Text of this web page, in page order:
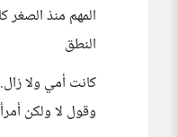
المهم منذ الصغر
النطق
كانت أمي ولا
وقول لا ولكن